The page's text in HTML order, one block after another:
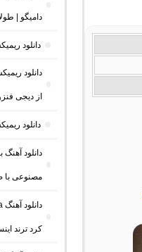
دامیگو |
دانلود ریمیکس
دانلود
از دیجی
دانلود
دانلود
مصنوعی با
کرد ترند